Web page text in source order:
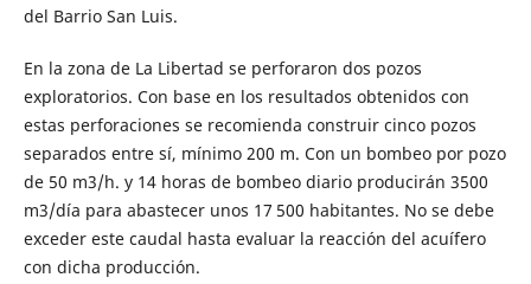
del Barrio San Luis.
En la zona de La Libertad se perforaron dos pozos
exploratorios. Con base en los resultados obtenidos con
estas perforaciones se recomienda construir cinco pozos
separados entre sí, mínimo 200 m. Con un bombeo por pozo
de 50 m3/h. y 14 horas de bombeo diario producirán 3500
m3/día para abastecer unos 17 500 habitantes. No se debe
exceder este caudal hasta evaluar la reacción del acuífero
con dicha producción.